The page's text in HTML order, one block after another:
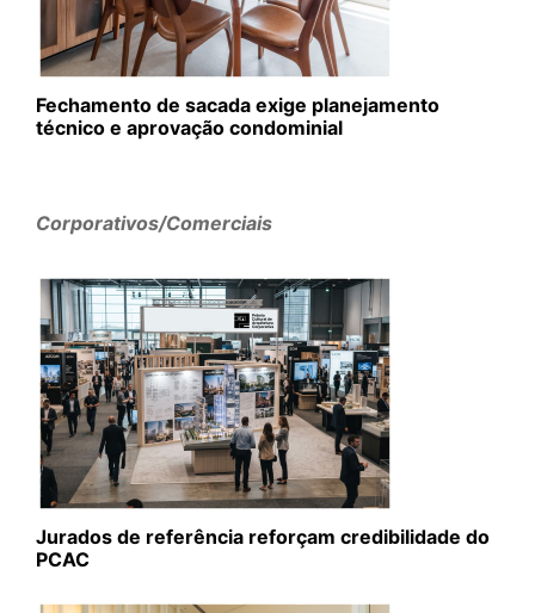
Fechamento de sacada exige planejamento
técnico e aprovação condominial
Corporativos/Comerciais
Jurados de referência reforçam credibilidade do
PCAC